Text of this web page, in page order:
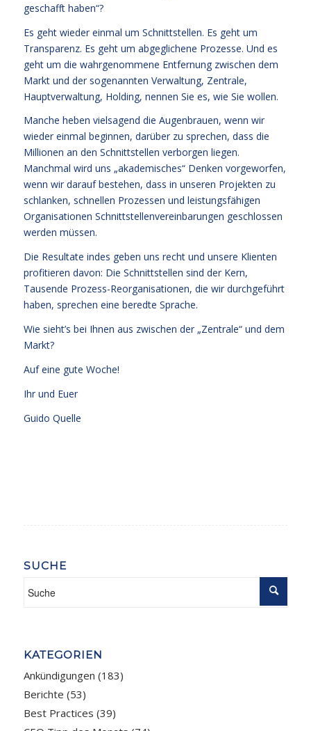
geschafft haben“?
Es geht wieder einmal um Schnittstellen. Es geht um
Transparenz. Es geht um abgeglichene Prozesse. Und es
geht um die wahrgenommene Entfernung zwischen dem
Markt und der sogenannten Verwaltung, Zentrale,
Hauptverwaltung, Holding, nennen Sie es, wie Sie wollen.
Manche heben vielsagend die Augenbrauen, wenn wir
wieder einmal beginnen, darüber zu sprechen, dass die
Millionen an den Schnittstellen verborgen liegen.
Manchmal wird uns „akademisches“ Denken vorgeworfen,
wenn wir darauf bestehen, dass in unseren Projekten zu
schlanken, schnellen Prozessen und leistungsfähigen
Organisationen Schnittstellenvereinbarungen geschlossen
werden müssen.
Die Resultate indes geben uns recht und unsere Klienten
profitieren davon: Die Schnittstellen sind der Kern,
Tausende Prozess-Reorganisationen, die wir durchgeführt
haben, sprechen eine beredte Sprache.
Wie sieht’s bei Ihnen aus zwischen der „Zentrale“ und dem
Markt?
Auf eine gute Woche!
Ihr und Euer
Guido Quelle
SUCHE
KATEGORIEN
Ankündigungen (183)
Berichte (53)
Best Practices (39)